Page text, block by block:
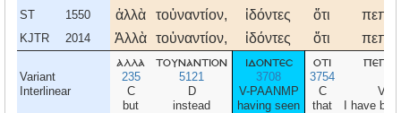
ST 1550 ἀλλὰ τοὐναντίον, ἰδόντες ὅτι
KJTR 2014 Ἀλλὰ τοὐναντίον, ἰδόντες ὅτι
Variant
Interlinear
αλλα
235
C
but
τουναντιον
5121
D
instead
ιδοντεσ
3708
V-PAANMP
having seen
οτι
3754
C
that
V-
I have